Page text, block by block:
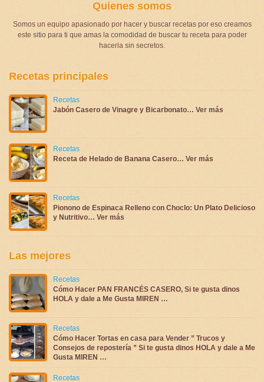
Quienes somos
Somos un equipo apasionado por hacer y buscar recetas por eso creamos
este sitio para ti que amas la comodidad de buscar tu receta para poder
hacerla sin secretos.
Recetas principales
Recetas
Jabón Casero de Vinagre y Bicarbonato… Ver más
Recetas
Receta de Helado de Banana Casero… Ver más
Recetas
Pionono de Espinaca Relleno con Choclo: Un Plato Delicioso
y Nutritivo… Ver más
Las mejores
Recetas
Cómo Hacer PAN FRANCÉS CASERO, Si te gusta dinos
HOLA y dale a Me Gusta MIREN …
Recetas
Cómo Hacer Tortas en casa para Vender ” Trucos y
Consejos de repostería ” Si te gusta dinos HOLA y dale a Me
Gusta MIREN …
Recetas